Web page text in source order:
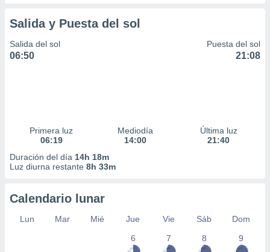
Salida y Puesta del sol
Salida del sol
06:50
Puesta del sol
21:08
Primera luz
06:19
Mediodía
14:00
Última luz
21:40
Duración del día 14h 18m
Luz diurna restante 8h 33m
Calendario lunar
Lun Mar Mié Jue Vie Sáb
Dom
6
7 8 9